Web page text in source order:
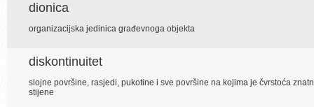
dionica
organizacijska jedinica građevnoga objekta
diskontinuitet
slojne površine, rasjedi, pukotine i sve površine na kojima je čvrstoća
stijene